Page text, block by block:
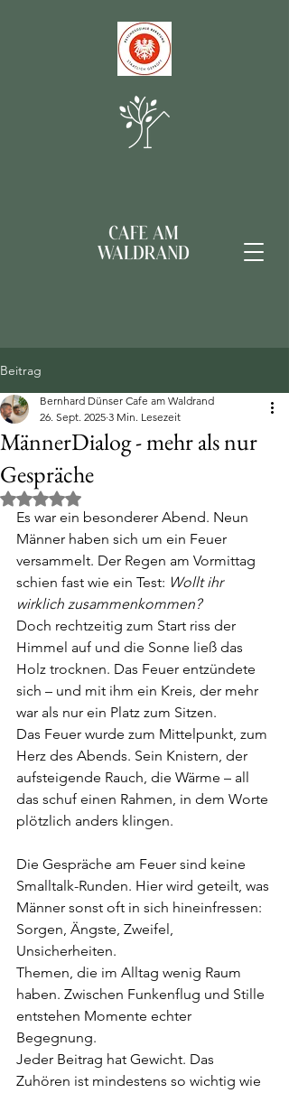
Beitrag
MännerDialog - mehr als nur
Gespräche
Bernhard Dünser Cafe am Waldrand
26. Sept. 2025 3 Min. Lesezeit
Mit NaN von 5 Sternen bewertet.
Es war ein besonderer Abend. Neun
Männer haben sich um ein Feuer
versammelt. Der Regen am Vormittag
schien fast wie ein Test: Wollt ihr
wirklich zusammenkommen?
Doch rechtzeitig zum Start riss der
Himmel auf und die Sonne ließ das
Holz trocknen. Das Feuer entzündete
sich – und mit ihm ein Kreis, der mehr
war als nur ein Platz zum Sitzen.
Das Feuer wurde zum Mittelpunkt, zum
Herz des Abends. Sein Knistern, der
aufsteigende Rauch, die Wärme – all
das schuf einen Rahmen, in dem Worte
plötzlich anders klingen.
Die Gespräche am Feuer sind keine
Smalltalk-Runden. Hier wird geteilt, was
Männer sonst oft in sich hineinfressen:
Sorgen, Ängste, Zweifel,
Unsicherheiten.
Themen, die im Alltag wenig Raum
haben. Zwischen Funkenflug und Stille
entstehen Momente echter
Begegnung.
Jeder Beitrag hat Gewicht. Das
Zuhören ist mindestens so wichtig wie